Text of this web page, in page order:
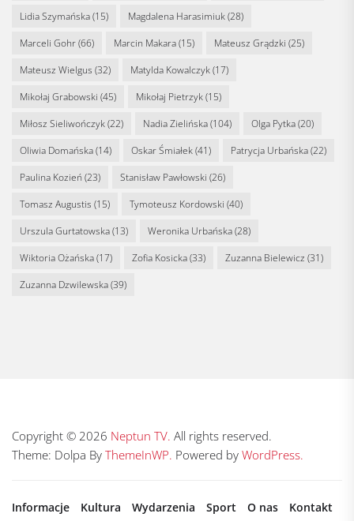
Lidia Szymańska(15) Magdalena Harasimiuk(28)
Marceli Gohr(66) Marcin Makara(15) Mateusz Grądzki (25)
Mateusz Wielgus (32) Matylda Kowalczyk(17)
Mikołaj Grabowski (45) Mikołaj Pietrzyk(15)
Miłosz Sieliwończyk(22) Nadia Zielińska(104) Olga Pytka(20)
Oliwia Domańska(14) Oskar Śmiałek(41) Patrycja Urbańska(22)
Paulina Kozień (23) Stanisław Pawłowski (26)
Tomasz Augustis (15) Tymoteusz Kordowski (40)
Urszula Gurtatowska(13) Weronika Urbańska(28)
Wiktoria Ożańska(17) Zofia Kosicka(33) Zuzanna Bielewicz (31)
Zuzanna Dzwilewska(39)
Copyright © 2026 Neptun TV. All rights reserved.
Theme: Dolpa By ThemeInWP. Powered by WordPress.
Informacje Kultura Wydarzenia Sport O nas Kontakt